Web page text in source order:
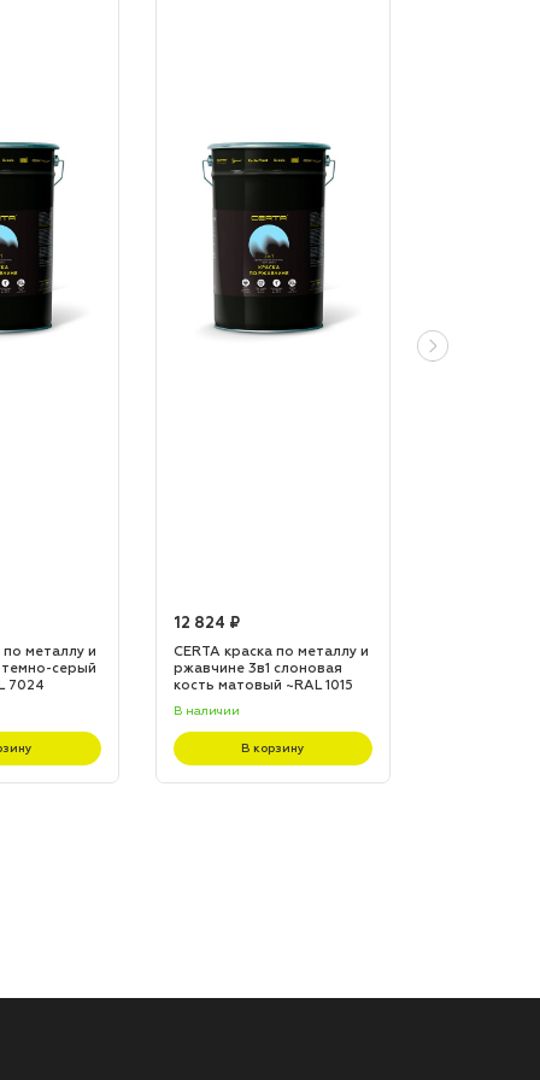
по металлу и
серый
7024
12 824 ₽
CERTA краска по металлу и
ржавчине 3в1 слоновая
кость матовый ~RAL 1015
В наличии
В корзину